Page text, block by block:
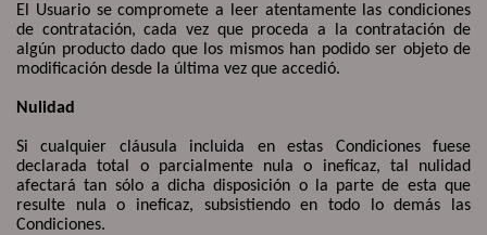
El Usuario se compromete a leer atentamente las condiciones
de contratación, cada vez que proceda a la contratación de
algún producto dado que los mismos han podido ser objeto de
modificación desde la última vez que accedió.
Nulidad
Si cualquier cláusula incluida en estas Condiciones fuese
declarada total o parcialmente nula o ineficaz, tal nulidad
afectará tan sólo a dicha disposición o la parte de esta que
resulte nula o ineficaz, subsistiendo en todo lo demás las
Condiciones.